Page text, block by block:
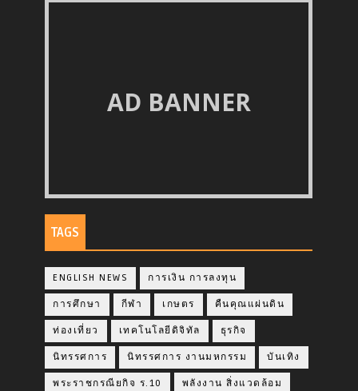
AD BANNER
TAGS
ENGLISH NEWS การเงิน การลงทุน
การศึกษา กีฬา เกษตร คืนคุณแผ่นดิน
ท่องเที่ยว เทคโนโลยีดิจิทัล ธุรกิจ
นิทรรศการ นิทรรศการ งานมหกรรม บันเทิง
พระราชกรณียกิจ ร.10 พลังงาน สิ่งแวดล้อม